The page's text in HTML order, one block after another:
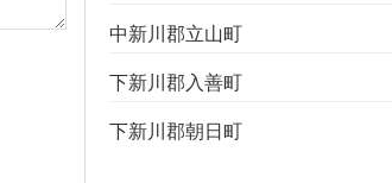
中新川郡立山町
下新川郡入善町
下新川郡朝日町